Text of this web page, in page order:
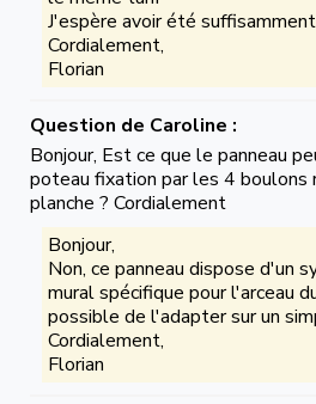
J'espère avoir été
Cordialement,
Florian
Question de Caroline :
Bonjour, Est ce que le panneau
poteau fixation par les 4 boulons
planche ? Cordialement
Bonjour,
Non, ce panneau dispose d'un
mural spécifique pour l'arceau
possible de l'adapter sur un
Cordialement,
Florian